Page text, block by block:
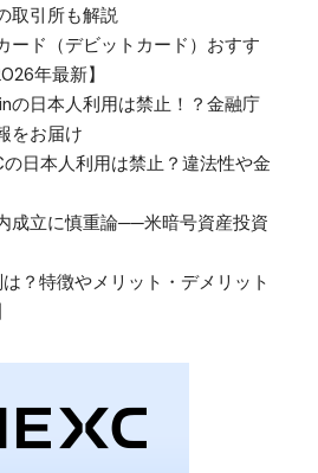
取引所も解説
ード（デビットカード）おすす
年最新】
の日本人利用は禁止！？金融庁
をお届け
の日本人利用は禁止？違法性や金
成立に慎重論──米暗号資産投資
？特徴やメリット・デメリット